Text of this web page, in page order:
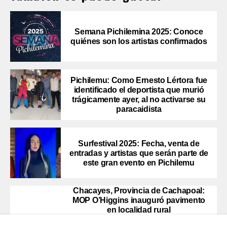
Semana Pichilemina 2025: Conoce
quiénes son los artistas confirmados
Pichilemu: Como Ernesto Lértora fue
identificado el deportista que murió
trágicamente ayer, al no activarse su
paracaidista
Surfestival 2025: Fecha, venta de
entradas y artistas que serán parte de
este gran evento en Pichilemu
Chacayes, Provincia de Cachapoal:
MOP O’Higgins inauguró pavimento
en localidad rural